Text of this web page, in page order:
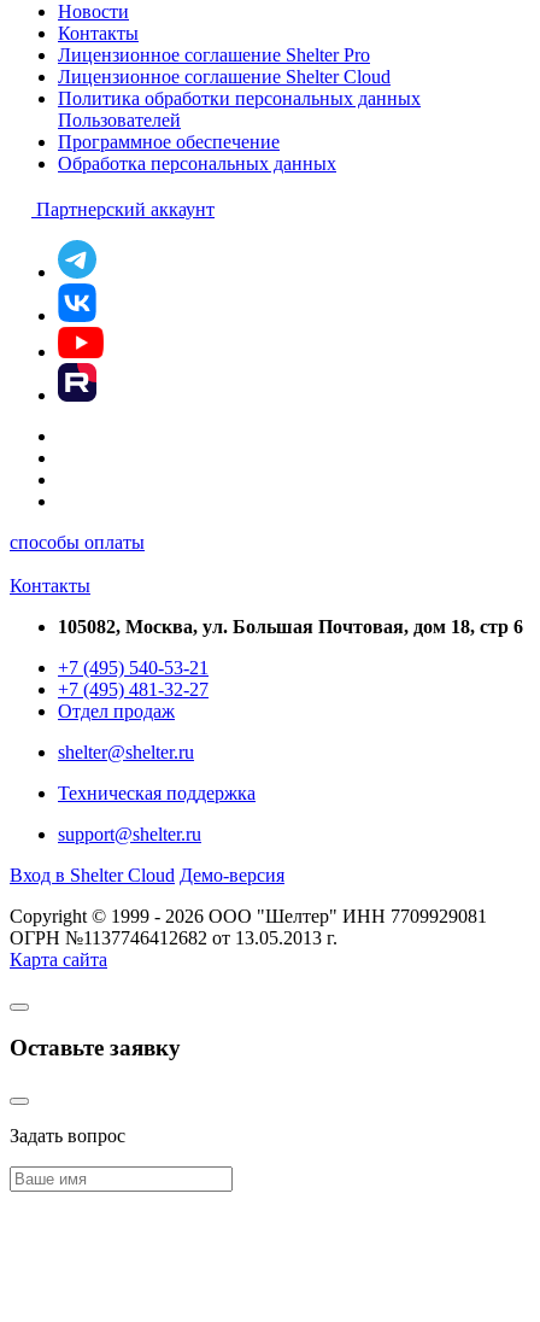
Новости
Контакты
Лицензионное соглашение Shelter Pro
Лицензионное соглашение Shelter Cloud
Политика обработки персональных данных
Пользователей
Программное обеспечение
Обработка персональных данных
Партнерский аккаунт
способы оплаты
Контакты
105082, Москва, ул. Большая Почтовая, дом 18, стр 6
+7 (495) 540-53-21
+7 (495) 481-32-27
Отдел продаж
shelter@shelter.ru
Техническая поддержка
support@shelter.ru
Вход в Shelter Cloud Демо-версия
Copyright © 1999 - 2026 ООО "Шелтер" ИНН 7709929081
ОГРН №1137746412682 от 13.05.2013 г.
Карта сайта
Оставьте заявку
Задать вопрос